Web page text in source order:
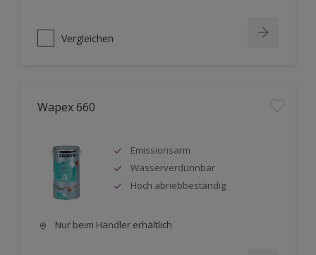
Vergleichen
Wapex 660
Emissionsarm
Wasserverdünnbar
Hoch abriebbeständig
Nur beim Händler erhältlich